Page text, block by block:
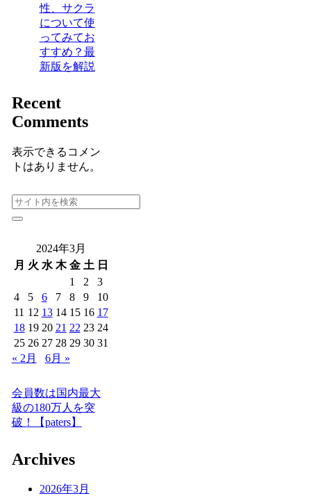
性、サクラ
について使
ってみてお
すすめ？最
新版を解説
Recent
Comments
表示できるコメン
トはありません。
2024年3月
月 火 水 木 金 土 日
1
2
3
4
5 6 7 8 9
10
11 12 13 14 15 16 17
18 19 20 21 22 23 24
25 26 27 28 29 30 31
« 2月
6月 »
会員数は国内最大
級の180万人を突
破！【paters】
Archives
2026年3月